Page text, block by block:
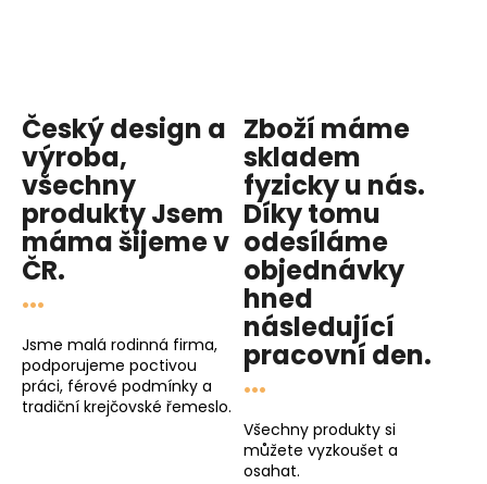
Český design a
výroba,
všechny
produktyJsem
mámašijeme v
ČR.
...
Jsme malá rodinná firma,
podporujeme poctivou
práci, férové podmínky a
tradiční krejčovské řemeslo.
Zboží máme
skladem
fyzicky u nás.
Díky tomu
odesíláme
objednávky
hned
následující
pracovní den.
...
Všechny produkty si
můžete vyzkoušet a
osahat.